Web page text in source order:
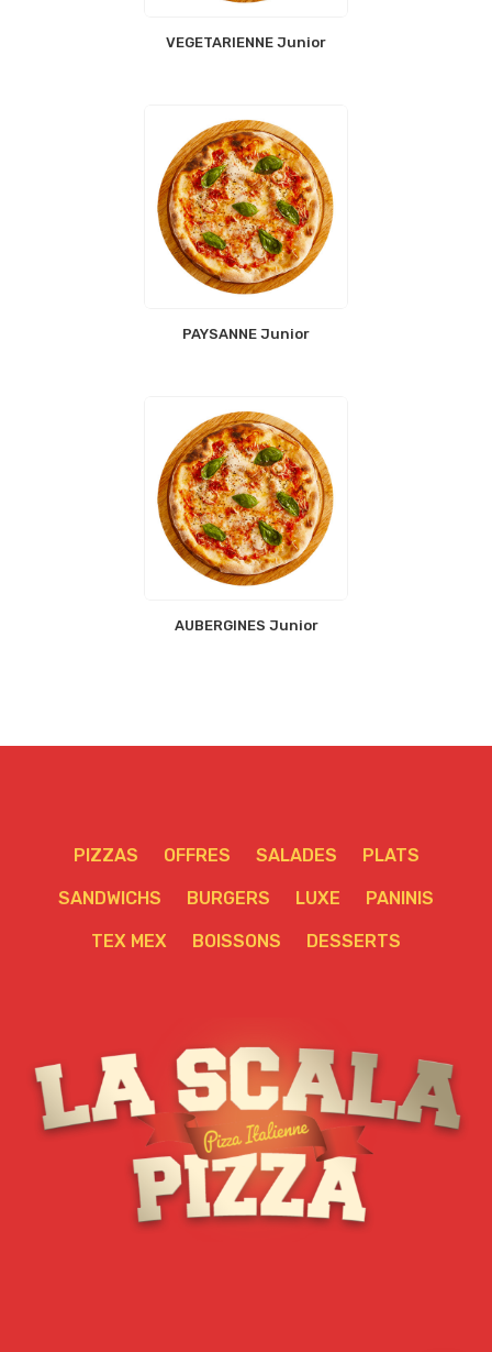
VEGETARIENNE Junior
PAYSANNE Junior
AUBERGINES Junior
PIZZAS OFFRES SALADES PLATS
SANDWICHS BURGERS LUXE PANINIS
TEX MEX BOISSONS DESSERTS